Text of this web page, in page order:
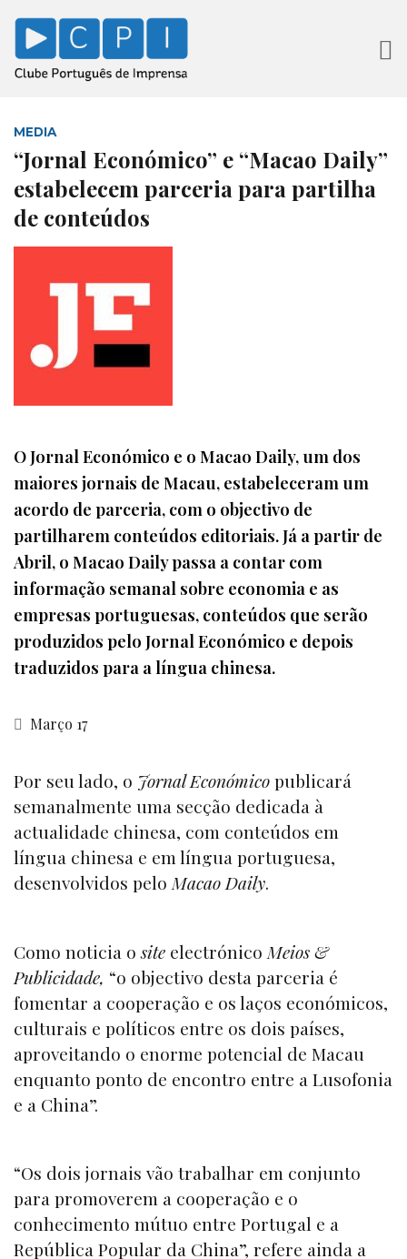
MEDIA
“Jornal Económico” e “Macao Daily”
estabelecem parceria para partilha
de conteúdos
O Jornal Económico e o Macao Daily, um dos
maiores jornais de Macau, estabeleceram um
acordo de parceria, com o objectivo de
partilharem conteúdos editoriais. Já a partir de
Abril, o Macao Daily passa a contar com
informação semanal sobre economia e as
empresas portuguesas, conteúdos que serão
produzidos pelo Jornal Económico e depois
traduzidos para a língua chinesa.
Março 17
Por seu lado, o Jornal Económicopublicará
semanalmente uma secção dedicada à
actualidade chinesa, com conteúdos em
língua chinesa e em língua portuguesa,
desenvolvidos peloMacao Daily.
Como noticia osite electrónico Meios &
Publicidade, “o objectivo desta parceria é
fomentar a cooperação e os laços económicos,
culturais e políticos entre os dois países,
aproveitando o enorme potencial de Macau
enquanto ponto de encontro entre a Lusofonia
e a China”.
“Os dois jornais vão trabalhar em conjunto
para promoverem a cooperação e o
conhecimento mútuo entre Portugal e a
República Popular da China”, refere ainda a